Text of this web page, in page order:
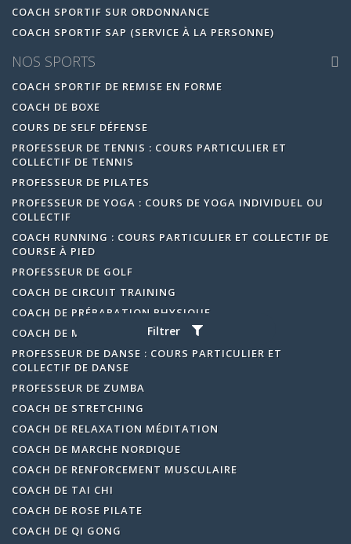
Filtrer
COACH SPORTIF SUR ORDONNANCE
COACH SPORTIF SAP (SERVICE À LA PERSONNE)
NOS SPORTS
COACH SPORTIF DE REMISE EN FORME
COACH DE BOXE
COURS DE SELF DÉFENSE
PROFESSEUR DE TENNIS : COURS PARTICULIER ET
COLLECTIF DE TENNIS
PROFESSEUR DE PILATES
PROFESSEUR DE YOGA : COURS DE YOGA INDIVIDUEL OU
COLLECTIF
COACH RUNNING : COURS PARTICULIER ET COLLECTIF DE
COURSE À PIED
PROFESSEUR DE GOLF
COACH DE CIRCUIT TRAINING
COACH DE PRÉPARATION PHYSIQUE
COACH DE MUSCULATION
PROFESSEUR DE DANSE : COURS PARTICULIER ET
COLLECTIF DE DANSE
PROFESSEUR DE ZUMBA
COACH DE STRETCHING
COACH DE RELAXATION MÉDITATION
COACH DE MARCHE NORDIQUE
COACH DE RENFORCEMENT MUSCULAIRE
COACH DE TAI CHI
COACH DE ROSE PILATE
COACH DE QI GONG